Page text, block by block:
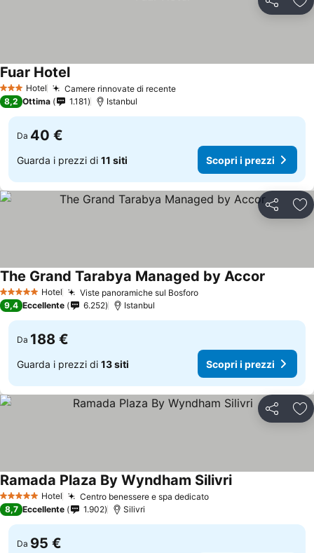
Condividi
3 StelleHotel Camere rinnovate di recenteScopri i prezzi
Fuar HotelScopri i prezzi
8,2 Ottima 1.181 Istanbul
Da 40 €
Guarda i prezzi di 11 siti Scopri i prezzi
Condividi
5 Stelle Hotel Viste panoramiche sul BosforoScopri i prezzi
The Grand Tarabya Managed by Accor
9,4 Eccellente 6.252 Istanbul
Da 188 €
Guarda i prezzi di 13 siti Scopri i prezzi
Condividi
5 Stelle Hotel Centro benessere e spa dedicatoScopri i prezzi
Ramada Plaza By Wyndham SilivriScopri i prezzi
8,7 Eccellente 1.902 Silivri
Da 95 €